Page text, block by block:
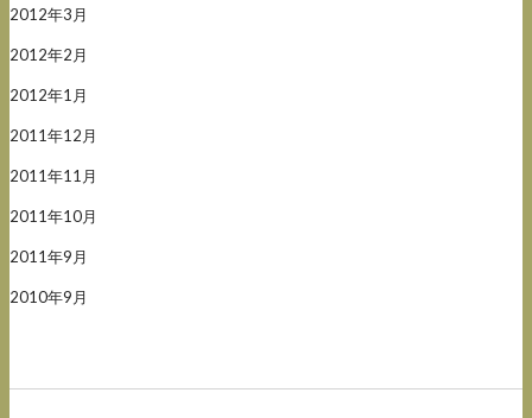
2012年3月
2012年2月
2012年1月
2011年12月
2011年11月
2011年10月
2011年9月
2010年9月